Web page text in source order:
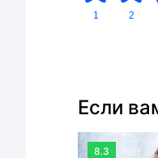
1 2
Если
8.3